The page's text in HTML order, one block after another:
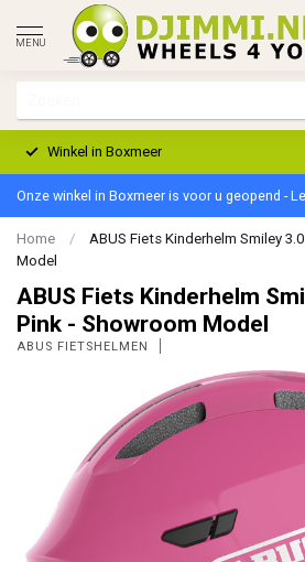
MENU
Winkel in Boxmeer
Onze winkel in Boxmeer is voor u geopend -
Home /
ABUS Fiets Kinderhelm Smiley
Model
ABUS Fiets Kinderhelm
Pink - Showroom Model
ABUS FIETSHELMEN